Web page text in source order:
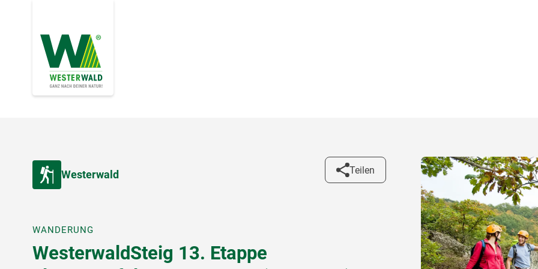
Westerwald Teilen
WANDERUNG
WesterwaldSteig 13. Etappe